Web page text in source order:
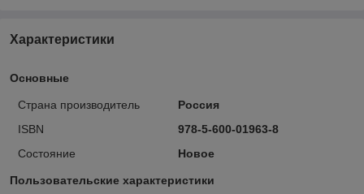
Характеристики
Основные
Страна производитель
Россия
ISBN
978-5-600-01963-8
Состояние
Новое
Пользовательские характеристики